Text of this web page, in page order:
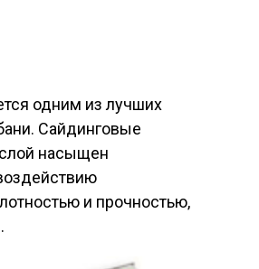
одним из лучших
Сайдинговые
насыщен
и прочностью,